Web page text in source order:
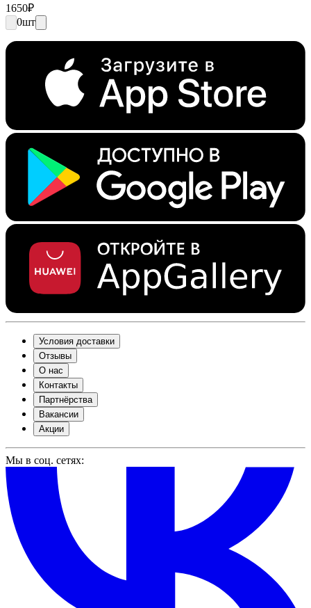
1650₽
0шт
Условия доставки
Отзывы
О нас
Контакты
Партнёрства
Вакансии
Акции
Мы в соц. сетях: